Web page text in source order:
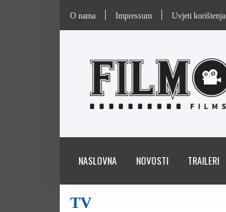
O nama Impressum Uvjeti korištenja
NASLOVNA NOVOSTI TRAILERI
TV